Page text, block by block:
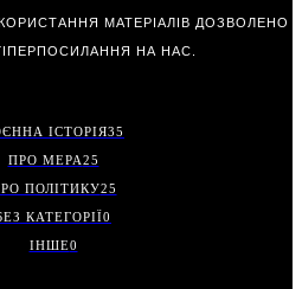
МАТЕРІАЛІВ ДОЗВОЛЕНО
НА НАС.
ІСТОРІЯ35
ПРО МЕРА25
ПОЛІТИКУ25
КАТЕГОРІЇ0
ІНШЕ0